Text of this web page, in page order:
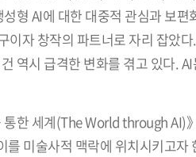
형 AI에 대한 대중적 관심과 보
자 창작의 파트너로 자리 잡았
역시 급격한 변화를 겪고 있다.
한 세계(The World through AI)
미술사적 맥락에 위치시키고